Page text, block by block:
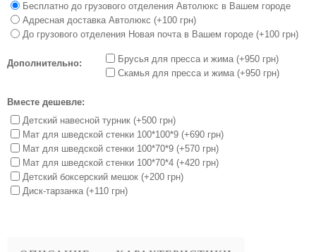
Бесплатно до грузового отделения Автолюкс в Вашем городе
Адресная доставка Автолюкс (+100 грн)
До грузового отделения Новая почта в Вашем городе (+100 грн)
Дополнительно:
Брусья для пресса и жима (+950 грн)
Скамья для пресса и жима (+950 грн)
Вместе дешевле:
Детский навесной турник (+500 грн)
Мат для шведской стенки 100*100*9 (+690 грн)
Мат для шведской стенки 100*70*9 (+570 грн)
Мат для шведской стенки 100*70*4 (+420 грн)
Детский боксерский мешок (+200 грн)
Диск-тарзанка (+110 грн)